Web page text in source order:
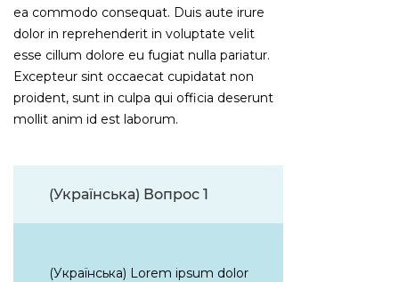
ea commodo consequat. Duis aute irure
dolor in reprehenderit in voluptate velit
esse cillum dolore eu fugiat nulla pariatur.
Excepteur sint occaecat cupidatat non
proident, sunt in culpa qui officia deserunt
mollit anim id est laborum.
(Українська) Вопрос 1
(Українська) Lorem ipsum dolor